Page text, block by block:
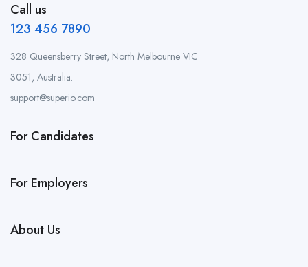
Call us
123 456 7890
328 Queensberry Street, North Melbourne VIC
3051, Australia.
support@superio.com
For Candidates
For Employers
About Us